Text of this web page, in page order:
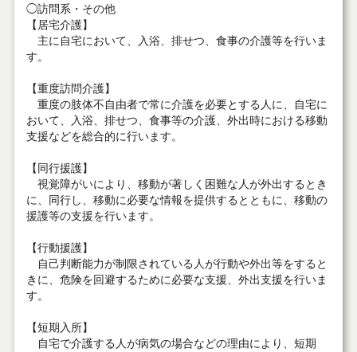
◯訪問系・その他
【居宅介護】
主に自宅において、入浴、排せつ、食事の介護等を行いま
す。
【重度訪問介護】
重度の肢体不自由者で常に介護を必要とする人に、自宅に
おいて、入浴、排せつ、食事等の介護、外出時における移動
支援などを総合的に行います。
【同行援護】
視覚障がいにより、移動が著しく困難な人が外出するとき
に、同行し、移動に必要な情報を提供するとともに、移動の
援護等の支援を行います。
【行動援護】
自己判断能力が制限されている人が行動や外出等をすると
きに、危険を回避するために必要な支援、外出支援を行いま
す。
【短期入所】
自宅で介護する人が病気の場合などの理由により、短期